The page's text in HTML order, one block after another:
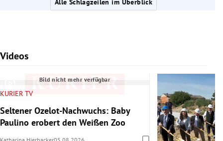
Alle Schlagzeilen im Überblick
Videos
Slide 1 von 7
Bild nicht mehr verfügbar
KURIER TV
Seltener Ozelot-Nachwuchs: Baby
Paulino erobert den Weißen Zoo